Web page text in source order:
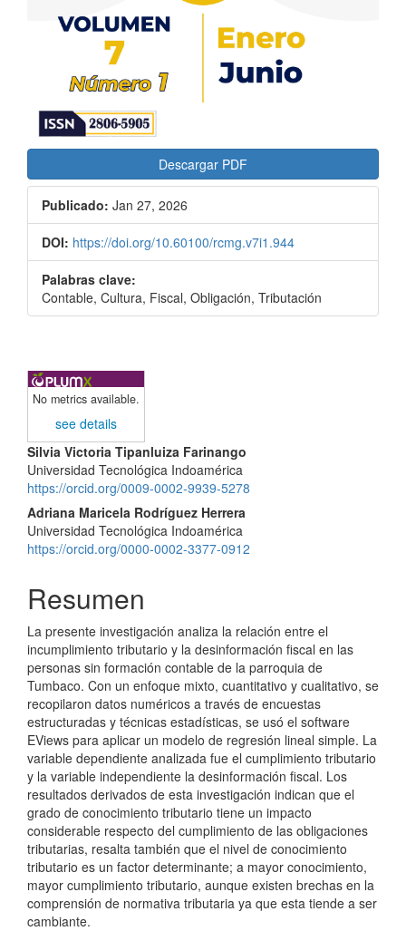
Descargar PDF
Publicado: Jan 27, 2026
DOI: https://doi.org/10.60100/rcmg.v7i1.944
Palabras clave:
Contable, Cultura, Fiscal, Obligación, Tributación
No metrics available.
see details
Contenido
principal
del
artículo
Silvia Victoria Tipanluiza Farinango
Universidad Tecnológica Indoamérica
https://orcid.org/0009-0002-9939-5278
Adriana Maricela Rodríguez Herrera
Universidad Tecnológica Indoamérica
https://orcid.org/0000-0002-3377-0912
Resumen
La presente investigación analiza la relación entre el
incumplimiento tributario y la desinformación fiscal en las
personas sin formación contable de la parroquia de
Tumbaco. Con un enfoque mixto, cuantitativo y cualitativo, se
recopilaron datos numéricos a través de encuestas
estructuradas y técnicas estadísticas, se usó el software
EViews para aplicar un modelo de regresión lineal simple. La
variable dependiente analizada fue el cumplimiento tributario
y la variable independiente la desinformación fiscal. Los
resultados derivados de esta investigación indican que el
grado de conocimiento tributario tiene un impacto
considerable respecto del cumplimiento de las obligaciones
tributarias, resalta también que el nivel de conocimiento
tributario es un factor determinante; a mayor conocimiento,
mayor cumplimiento tributario, aunque existen brechas en la
comprensión de normativa tributaria ya que esta tiende a ser
cambiante.